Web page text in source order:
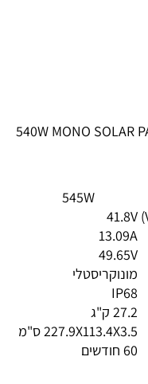
540W MONO SOLAR
545W
41.8V
13.09A
49.65V
מונוקריסטלי
IP68
27.2 ק"ג
227.9X113.4X3.5 ס"מ
60 חודשים